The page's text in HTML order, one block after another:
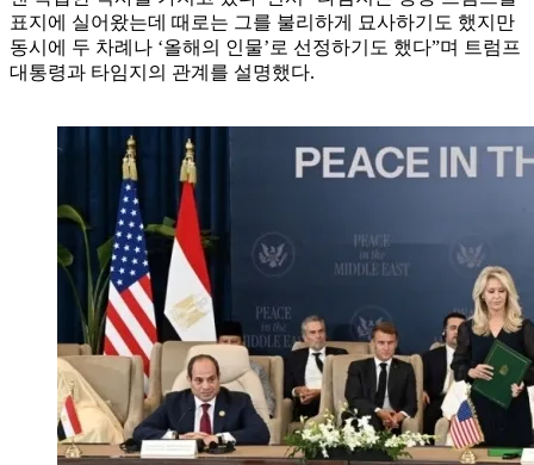
표지에 실어왔는데 때로는 그를 불리하게 묘사하기도 했지만
동시에 두 차례나 ‘올해의 인물’로 선정하기도 했다”며 트럼프
대통령과 타임지의 관계를 설명했다.